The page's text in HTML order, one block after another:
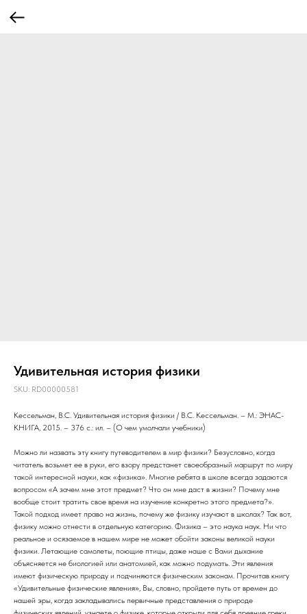
Удивительная история физики
SKU: RD00000581
Кессельман, В.С. Удивительная история физики / В.С. Кессельман. – М.: ЭНАС-
КНИГА, 2015. – 376 с.: ил. – (О чем умолчали учебники)
Можно ли назвать эту книгу путеводителем в мир физики? Безусловно, когда
читатель возьмет ее в руки, его взору предстанет своеобразный маршрут по миру
такой интересной науки, как «физика». Многие ребята в школе всегда задаются
вопросом «А зачем мне этот предмет? Что он мне даст в жизни? Почему мне
вообще стоит тратить свое время на изучение конкретно этого предмета?».
Такой подход имеет право на жизнь, почему же физику изучают в школах? Так вот,
физику можно отнести в отдельную категорию. Физика – это наука наук. Ни что
реальное и осязаемое в нашем мире не может обойти законы великой науки
физики. Летающие самолеты, поющие птицы, даже наше с Вами дыхание
объясняется не биологией или анатомией, как можно подумать. Эти явления
имеют физическую природу и подчиняются физическим законам. Прочитав книгу
«Удивительные физические явления», Вы, словно, пройдете путь от времен до
нашей эры, когда закладывались первичные представления о природе